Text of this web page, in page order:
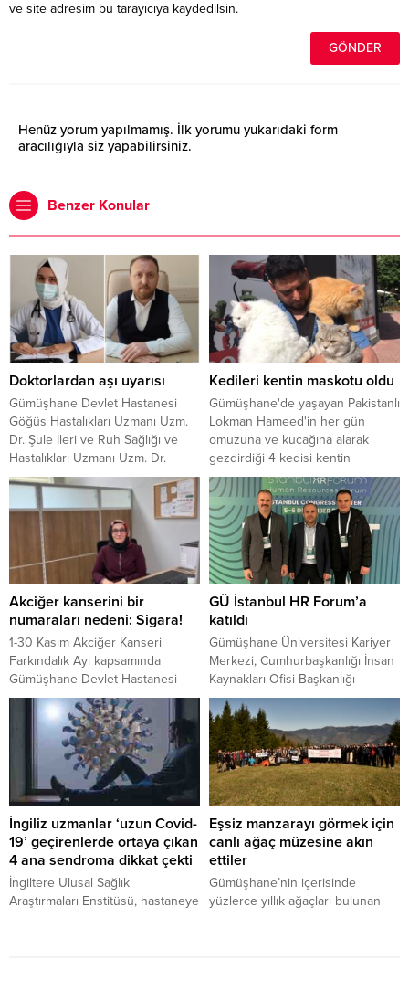
ve site adresim bu tarayıcıya kaydedilsin.
Henüz yorum yapılmamış. İlk yorumu yukarıdaki form
aracılığıyla siz yapabilirsiniz.
Benzer Konular
Doktorlardan aşı uyarısı
Gümüşhane Devlet Hastanesi
Göğüs Hastalıkları Uzmanı Uzm.
Dr. Şule İleri ve Ruh Sağlığı ve
Hastalıkları Uzmanı Uzm. Dr.
Yavuz Yılmaz, Covid-19 salgınıyla
mücadele ve virüsün etkili bir
şekilde yok edilmesi için aşının
gerekli olduğunu söyledi.
Kedileri kentin maskotu oldu
Gümüşhane'de yaşayan Pakistanlı
Lokman Hameed'in her gün
omuzuna ve kucağına alarak
gezdirdiği 4 kedisi kentin
maskotu oldu.
Akciğer kanserini bir
numaraları nedeni: Sigara!
1-30 Kasım Akciğer Kanseri
Farkındalık Ayı kapsamında
Gümüşhane Devlet Hastanesi
Göğüs Hastalıkları Uzmanı Dr.
Hilal Bayburtlu Ersoy,
bilgilendirmede bulundu.
GÜ İstanbul HR Forum’a
katıldı
Gümüşhane Üniversitesi Kariyer
Merkezi, Cumhurbaşkanlığı İnsan
Kaynakları Ofisi Başkanlığı
tarafından organize edilen ve
kamu kurumları, özel sektör
kuruluşları, yerel yönetimler ile
akademi camiasının insan
kaynakları profesyonellerinin bir
arada bulunduğu İstanbul HR
Forum’a katıldı.
İngiliz uzmanlar ‘uzun Covid-
19’ geçirenlerde ortaya çıkan
4 ana sendroma dikkat çekti
İngiltere Ulusal Sağlık
Araştırmaları Enstitüsü, hastaneye
Eşsiz manzarayı görmek için
canlı ağaç müzesine akın
ettiler
Gümüşhane’nin içerisinde
yüzlerce yıllık ağaçları bulunan